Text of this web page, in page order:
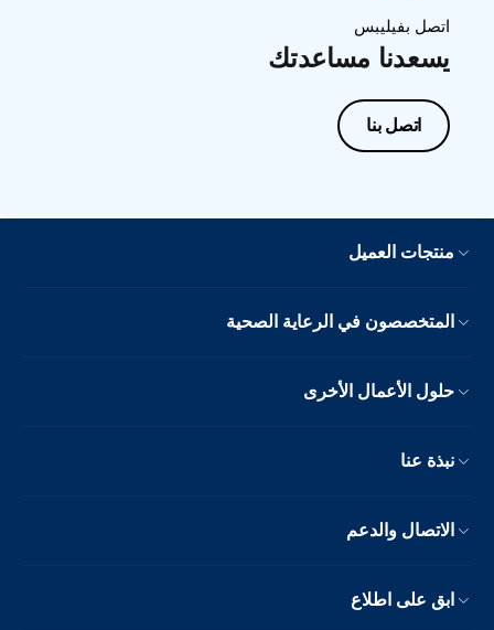
اتصل بفيليبس
يسعدنا مساعدتك
اتصل بنا
منتجات العميل
المتخصصون في الرعاية الصحية
حلول الأعمال الأخرى
نبذة عنا
الاتصال والدعم
ابق على اطلاع